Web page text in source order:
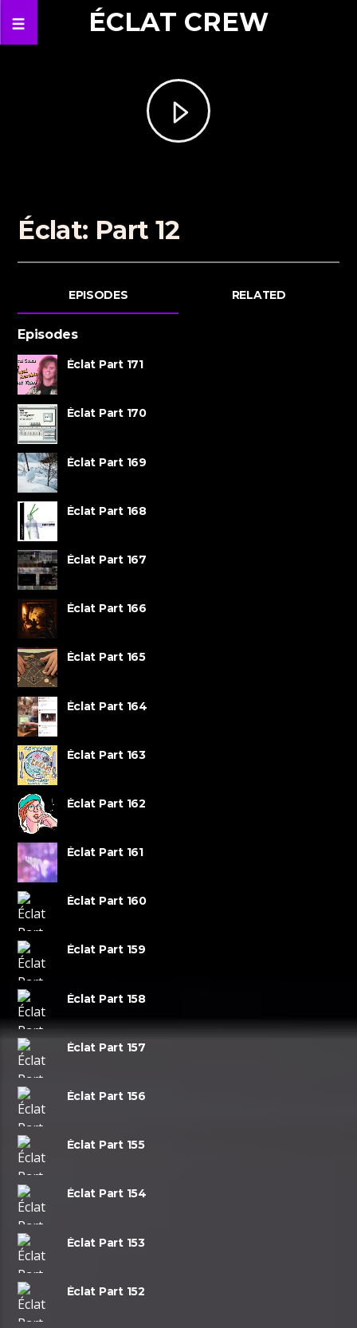
ÉCLAT CREW
Éclat: Part 12
EPISODES RELATED
Episodes
Éclat Part 171
Éclat Part 170
Éclat Part 169
Éclat Part 168
Éclat Part 167
Éclat Part 166
Éclat Part 165
Éclat Part 164
Éclat Part 163
Éclat Part 162
Éclat Part 161
Éclat Part 160
Éclat Part 159
Éclat Part 158
Éclat Part 157
Éclat Part 156
Éclat Part 155
Éclat Part 154
Éclat Part 153
Éclat Part 152